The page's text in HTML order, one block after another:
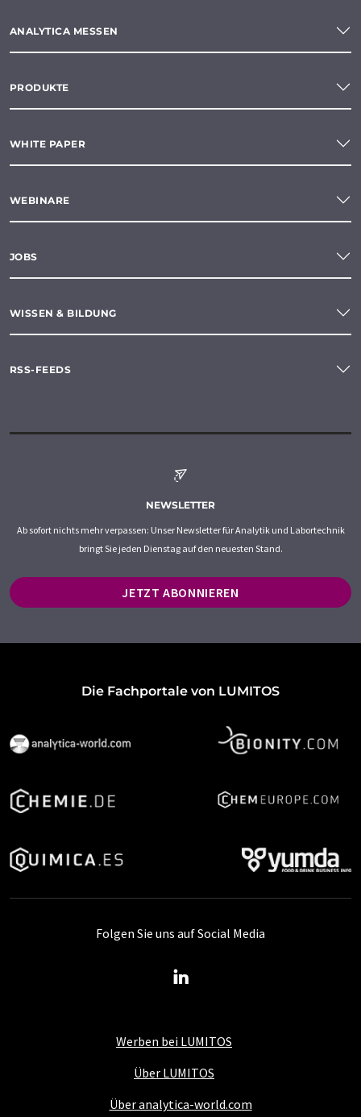
ANALYTICA MESSEN
PRODUKTE
WHITE PAPER
WEBINARE
JOBS
WISSEN & BILDUNG
RSS-FEEDS
NEWSLETTER
Ab sofort nichts mehr verpassen: Unser Newsletter für Analytik und Labortechnik
bringt Sie jeden Dienstag auf den neuesten Stand.
JETZT ABONNIEREN
Die Fachportale von LUMITOS
Werben bei LUMITOS
Über LUMITOS
Über analytica-world.com
Folgen Sie uns auf Social Media